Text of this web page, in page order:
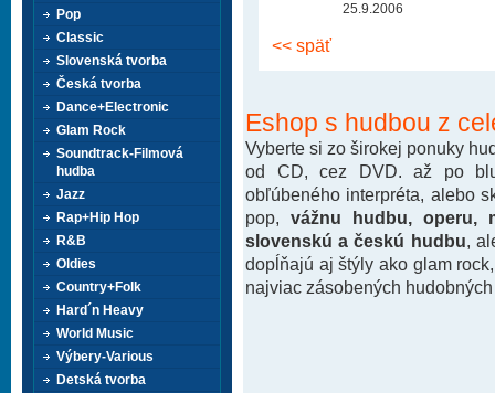
25.9.2006
<< späť
Eshop s hudbou z
Vyberte si zo širokej ponuky
od CD, cez DVD. až po
obľúbeného interpréta, alebo
pop, vážnu hudbu, operu,
slovenskú a českú hudbu ,
dopĺňajú aj štýly ako glam
najviac zásobených
Pop
Classic
Slovenská tvorba
Česká tvorba
Dance+Electronic
Glam Rock
Soundtrack-Filmová
hudba
Jazz
Rap+Hip Hop
R&B
Oldies
Country+Folk
Hard´n Heavy
World Music
Výbery-Various
Detská tvorba